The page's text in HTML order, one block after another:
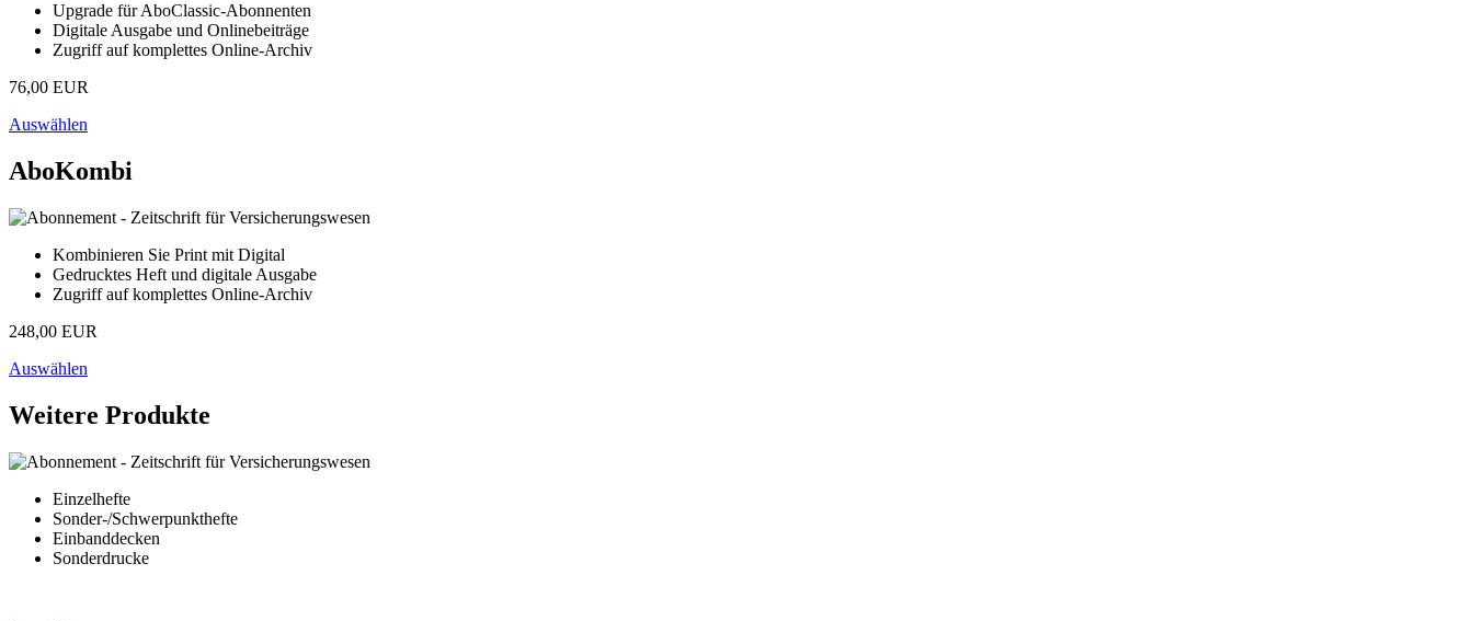
Upgrade für AboClassic-Abonnenten
Digitale Ausgabe und Onlinebeiträge
Zugriff auf komplettes Online-Archiv
76,00 EUR
Auswählen
AboKombi
Kombinieren Sie Print mit Digital
Gedrucktes Heft und digitale Ausgabe
Zugriff auf komplettes Online-Archiv
248,00 EUR
Auswählen
Weitere Produkte
Einzelhefte
Sonder-/Schwerpunkthefte
Einbanddecken
Sonderdrucke